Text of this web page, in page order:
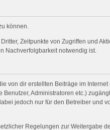
können.
Zeitpunkte von Zugriffen und
Nachverfolgbarkeit notwendig ist.
von dir erstellten Beiträge im
Administratoren etc.)
jedoch nur für den Betreiber und
Regelungen zur Weitergabe